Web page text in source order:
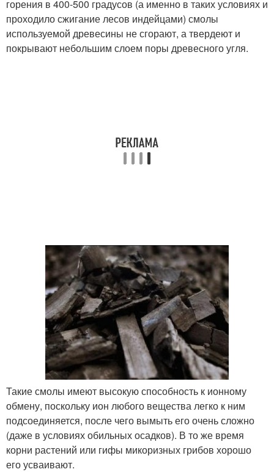
горения в 400-500 градусов (а именно в таких условиях и
проходило сжигание лесов индейцами) смолы
используемой древесины не сгорают, а твердеют и
покрывают небольшим слоем поры древесного угля.
Такие смолы имеют высокую способность к ионному
обмену, поскольку ион любого вещества легко к ним
подсоединяется, после чего вымыть его очень сложно
(даже в условиях обильных осадков). В то же время
корни растений или гифы микоризных грибов хорошо
его усваивают.